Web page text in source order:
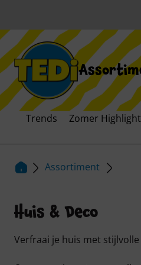
Trends Zomer
Assortiment
Huis & Deco
Verfraai je huis met stijlvolle